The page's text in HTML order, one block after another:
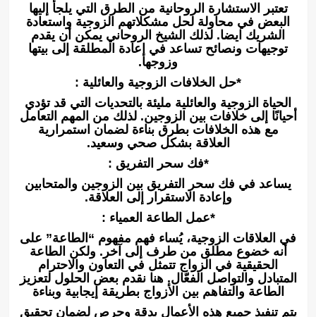
تعتبر الاستشارة الروحانية من الطرق التي يلجأ إليها
البعض في محاولة لحل مشكلاتهم الزوجية واستعادة
الشريك ايضا. لذلك الشيخ الروحاني يمكن أن يقدم
توجيهات ونصائح تساعد في إعادة المطلقة إلى بيتها
وزوجها.
*حل الخلافات الزوجية والعائلية :
الحياة الزوجية والعائلية مليئة بالتحديات التي قد تؤدي
أحيانًا إلى خلافات بين الزوجين. لذلك من المهم التعامل
مع هذه الخلافات بطرق بناءة لضمان استمرارية
العلاقة بشكل صحي وسعيد.
*فك سحر التفريق :
يساعد في فك سحر التفريق بين الزوجين والمتحابين
وإعادة الاستقرار إلى العلاقة.
*عمل الطاعة العمياء :
في العلاقات الزوجية، يُساء فهم مفهوم “الطاعة” على
أنه خضوع مطلق من طرف إلى آخر. ولكن الطاعة
الحقيقية في الزواج تتمثل في التعاون والاحترام
المتبادل والتواصل الفعّال. هنا نقدم بعض الحلول لتعزيز
الطاعة والتفاهم بين الأزواج بطريقة إيجابية وبناءة
يتم تنفيذ جميع هذه الأعمال بدقة وحرص لضمان تحقيق